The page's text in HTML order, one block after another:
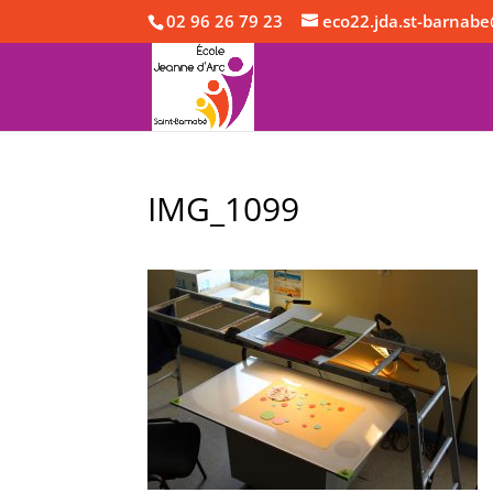
02 96 26 79 23 eco22.jda.st-
IMG_1099